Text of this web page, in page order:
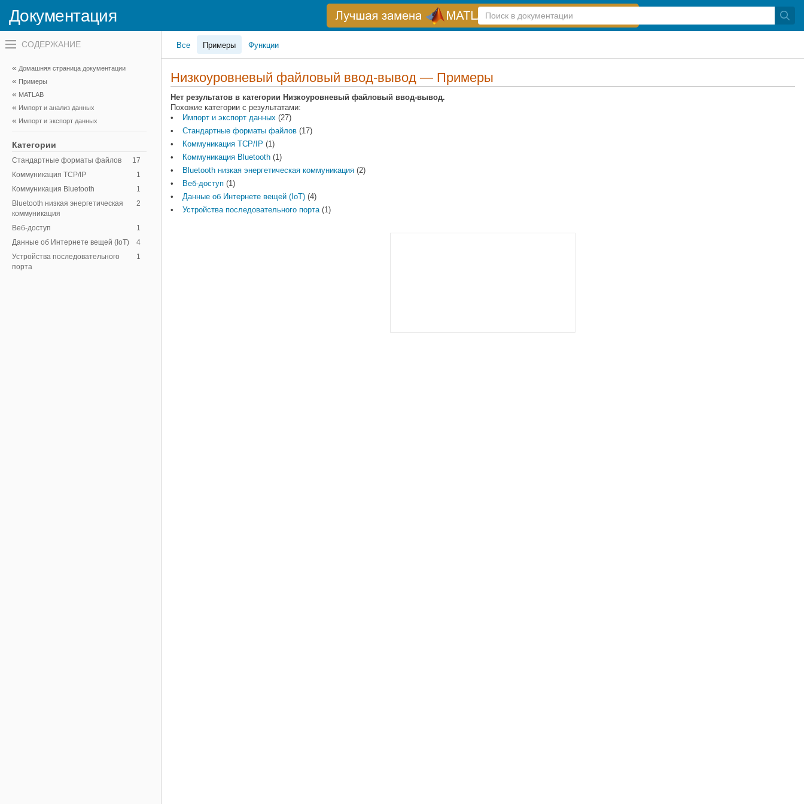
Документация
Справка
по
Переключатель
навигационного
вне
холста
переключатель
навигационного
вне
холста
Домашняя страница документации
Примеры
MATLAB
Импорт и анализ данных
Импорт и экспорт данных
Категории
17
Стандартные форматы файлов
1
Коммуникация TCP/IP
1
Коммуникация Bluetooth
2
Bluetooth низкая энергетическая
коммуникация
1
Веб-доступ
4
Данные об Интернете вещей (IoT)
1
Устройства последовательного
порта
Все Примеры Функции
Низкоуровневый файловый ввод-вывод — Примеры
Нет результатов в категории Низкоуровневый файловый ввод-вывод.
Похожие категории с результатами:
Импорт и экспорт данных (27)
Стандартные форматы файлов (17)
Коммуникация TCP/IP (1)
Коммуникация Bluetooth (1)
Bluetooth низкая энергетическая коммуникация (2)
Веб-доступ (1)
Данные об Интернете вещей (IoT) (4)
Устройства последовательного порта(1)